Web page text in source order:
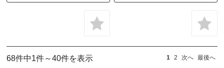
68件中1件～40件を表示 1 2 次へ 最後へ